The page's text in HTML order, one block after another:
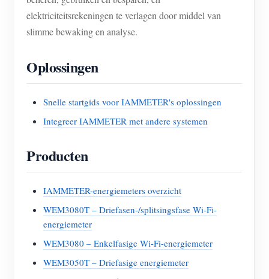
elektriciteitsrekeningen te verlagen door middel van
slimme bewaking en analyse.
Oplossingen
Snelle startgids voor IAMMETER's oplossingen
Integreer IAMMETER met andere systemen
Producten
IAMMETER-energiemeters overzicht
WEM3080T – Driefasen-/splitsingsfase Wi-Fi-
energiemeter
WEM3080 – Enkelfasige Wi-Fi-energiemeter
WEM3050T – Driefasige energiemeter